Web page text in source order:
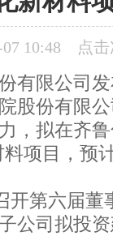
07 10:48 点击
有限公司
股份有限
，拟在齐
项目，预
开第六届董
公司拟投